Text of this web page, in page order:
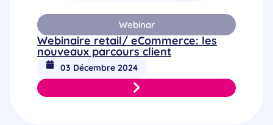
Webinar
Webinaire retail/ eCommerce: les
nouveaux parcours client
03 Décembre 2024